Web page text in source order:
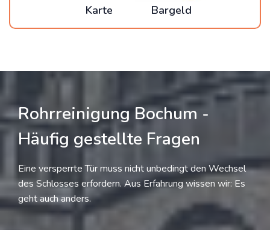
Karte Bargeld
Rohrreinigung Bochum -
Häufig gestellte Fragen
Eine versperrte Tür muss nicht unbedingt den Wechsel
des Schlosses erfordern. Aus Erfahrung wissen wir: Es
geht auch anders.